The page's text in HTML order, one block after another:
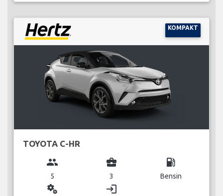
KOMPAKT
TOYOTA C-HR
group
5
business_center
3
local_gas_station
Bensin
miscellaneous_services login